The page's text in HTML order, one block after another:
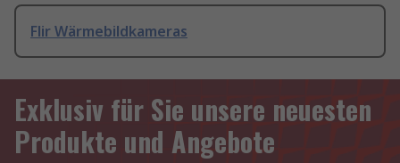
Flir Wärmebildkameras
Exklusiv für Sie unsere neuesten
Produkte und Angebote